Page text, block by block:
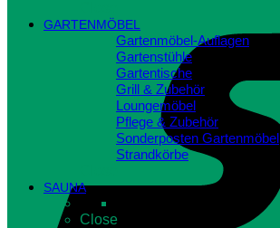
GARTENMÖBEL
Gartenmöbel-Auflagen
Gartenstühle
Gartentische
Grill & Zubehör
Loungemöbel
Pflege & Zubehör
Sonderposten Gartenmöbel
Strandkörbe
SAUNA
Close